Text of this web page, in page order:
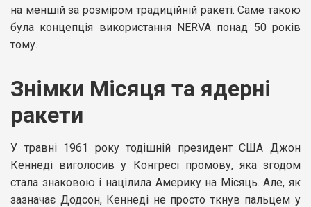
на меншій за розміром традиційній ракеті. Саме такою
була концепція використання NERVA понад 50 років
тому.
Знімки Місяця та ядерні
ракети
У травні 1961 року тодішній президент США Джон
Кеннеді виголосив у Конгресі промову, яка згодом
стала знаковою і націлила Америку на Місяць. Але, як
зазначає Додсон, Кеннеді не просто ткнув пальцем у